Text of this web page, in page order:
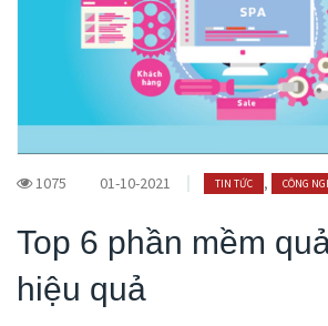
1075 01-10-2021 TIN TỨC , CÔNG
Top 6 phần mềm
hiệu quả